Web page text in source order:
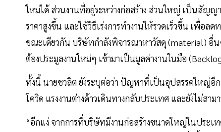
ใหม่ได้ ส่วนงานที่อยู่ระหว่างก่อสร้าง ส่วนใหญ่ เป็นสัญญ
ราคาสูงขึ้น และใช้วิธีเร่งการทำงานให้รวดเร็วขึ้น เพื่อ
ขณะเดียวกัน บริษัทกำลังพิจารณาหาวัสดุ (material) อื่
ต้องประมูลงานใหม่ๆ เข้ามาเป็นมูลค่างานในมือ
ทั้งนี้ นายชวลิต ยังระบุต่อว่า ปัญหาที่เป็นอุปสรรคใหญ่อี
โควิด แรงงานต่างด้าวเดินทางกลับประเทศ และยังไม่สาม
“อีกแง่ จากการที่บริษัทมีงานก่อสร้างขนาดใหญ่ในประเ